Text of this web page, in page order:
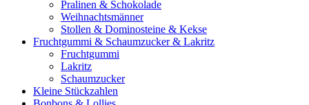
Pralinen & Schokolade
Weihnachtsmänner
Stollen & Dominosteine & Kekse
Fruchtgummi & Schaumzucker & Lakritz
Fruchtgummi
Lakritz
Schaumzucker
Kleine Stückzahlen